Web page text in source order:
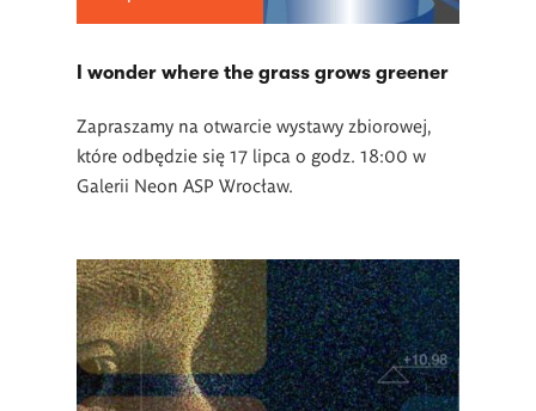
I wonder where the grass grows greener
Zapraszamy na otwarcie wystawy zbiorowej,
które odbędzie się 17 lipca o godz. 18:00 w
Galerii Neon ASP Wrocław.